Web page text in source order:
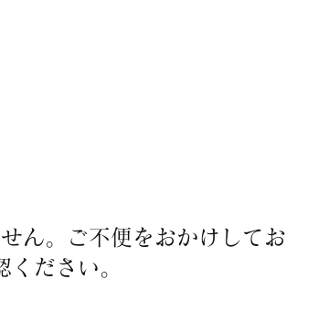
ん。ご不便をおかけしてお
ださい。